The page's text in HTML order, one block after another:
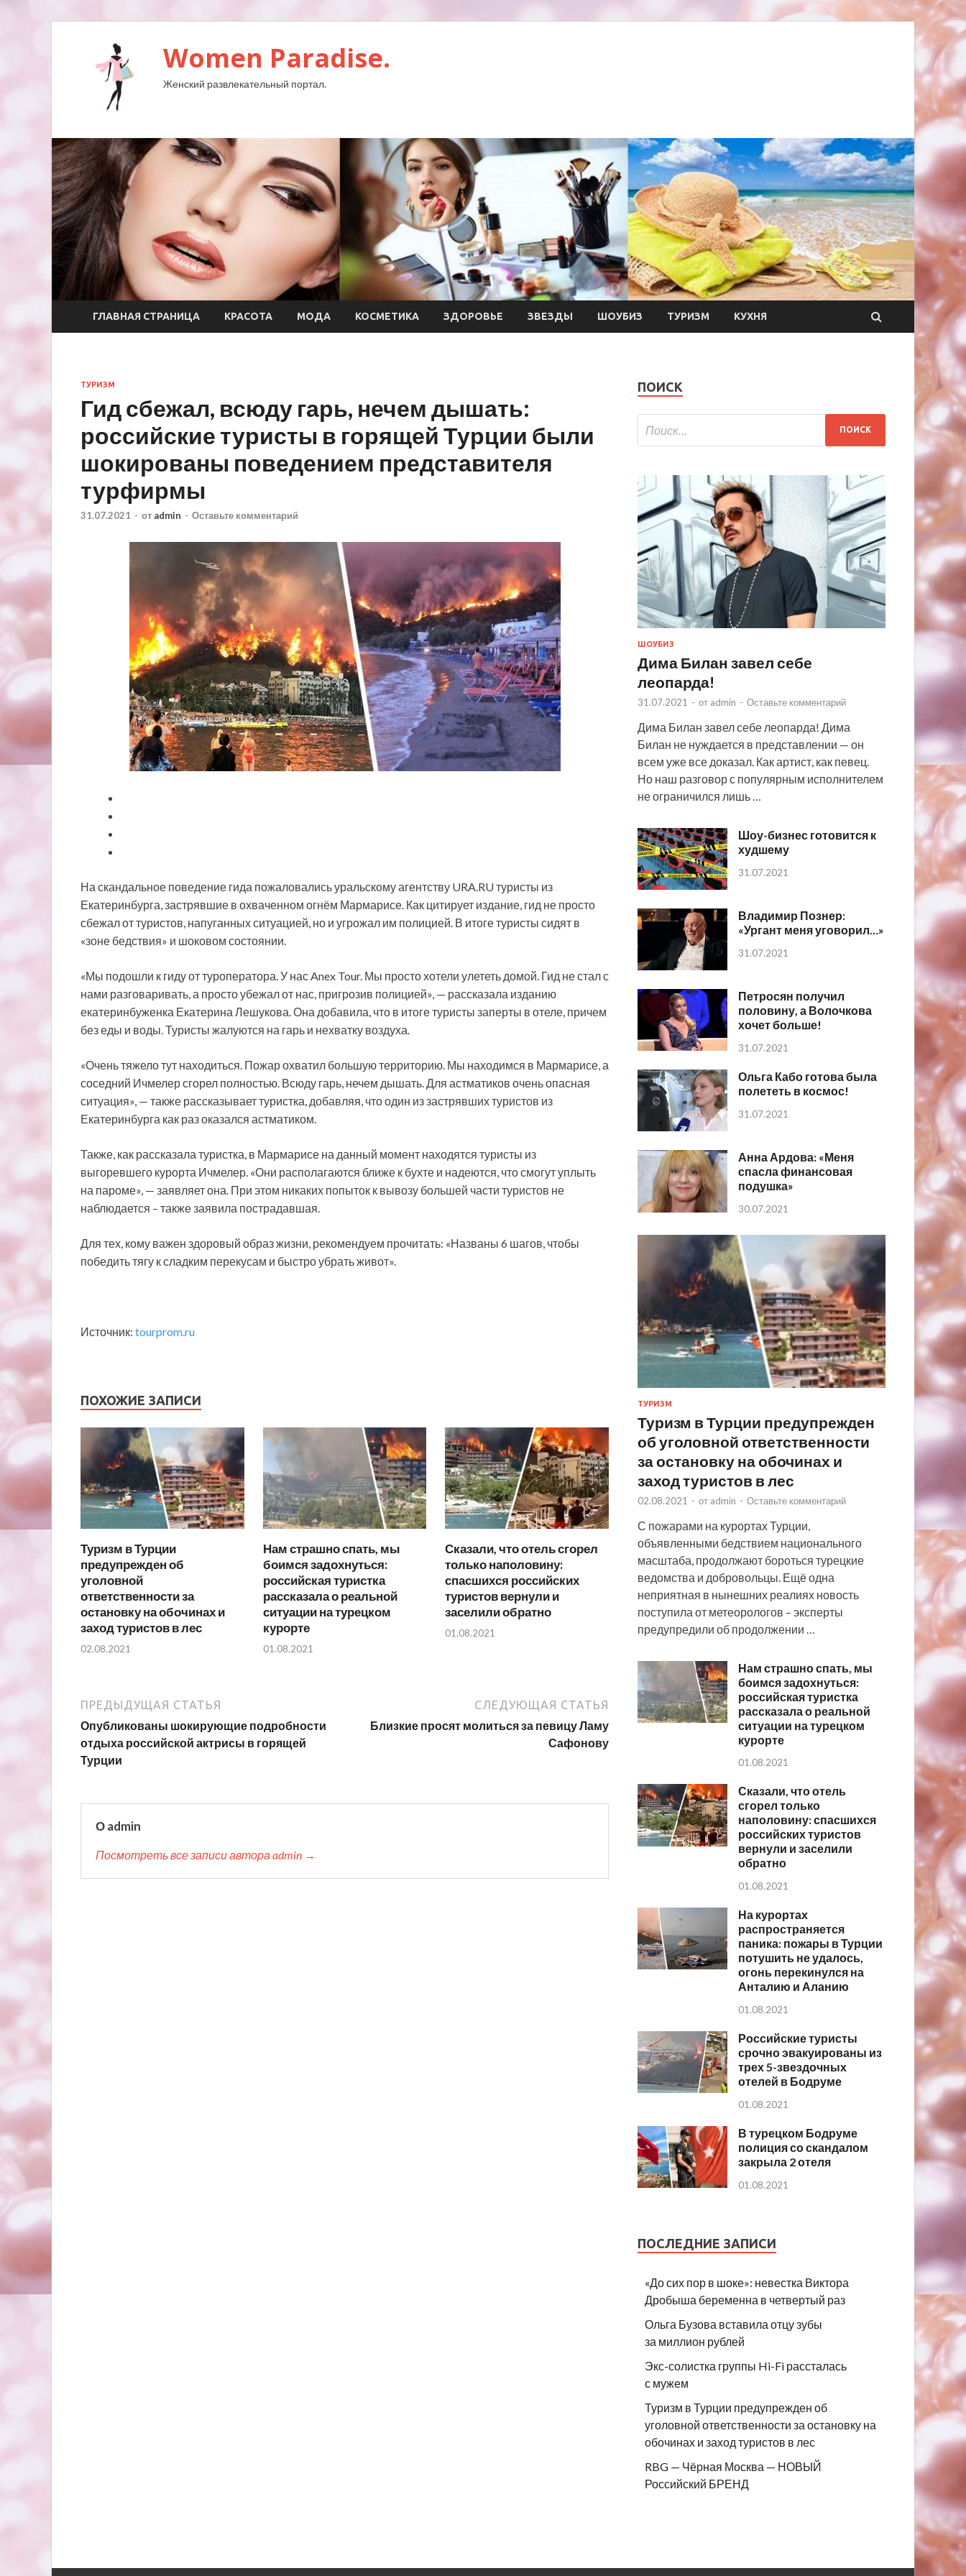
Women Paradise.
Женский развлекательный портал.
ГЛАВНАЯ СТРАНИЦА КРАСОТА МОДА КОСМЕТИКА ЗДОРОВЬЕ ЗВЕЗДЫ ШОУБИЗ ТУРИЗМ КУХНЯ
ТУРИЗМ
Гид сбежал, всюду гарь, нечем дышать:
российские туристы в горящей Турции были
шокированы поведением представителя
турфирмы
31.07.2021 - от admin - Оставьте комментарий
На скандальное поведение гида пожаловались уральскому агентству URA.RU туристы из
Екатеринбурга, застрявшие в охваченном огнём Мармарисе. Как цитирует издание, гид не просто
сбежал от туристов, напуганных ситуацией, но и угрожал им полицией. В итоге туристы сидят в
«зоне бедствия» и шоковом состоянии.
«Мы подошли к гиду от туроператора. У нас Anex Tour. Мы просто хотели улететь домой. Гид не стал с
нами разговаривать, а просто убежал от нас, пригрозив полицией», — рассказала изданию
екатеринбуженка Екатерина Лешукова. Она добавила, что в итоге туристы заперты в отеле, причем
без еды и воды. Туристы жалуются на гарь и нехватку воздуха.
«Очень тяжело тут находиться. Пожар охватил большую территорию. Мы находимся в Мармарисе, а
соседний Ичмелер сгорел полностью. Всюду гарь, нечем дышать. Для астматиков очень опасная
ситуация», — также рассказывает туристка, добавляя, что один из застрявших туристов из
Екатеринбурга как раз оказался астматиком.
Также, как рассказала туристка, в Мармарисе на данный момент находятся туристы из
выгоревшего курорта Ичмелер. «Они располагаются ближе к бухте и надеются, что смогут уплыть
на пароме», — заявляет она. При этом никаких попыток к вывозу большей части туристов не
наблюдается – также заявила пострадавшая.
Для тех, кому важен здоровый образ жизни, рекомендуем прочитать: «Названы 6 шагов, чтобы
победить тягу к сладким перекусам и быстро убрать живот».
Источник: tourprom.ru
ПОХОЖИЕ ЗАПИСИ
Туризм в Турции
предупрежден об
уголовной
ответственности за
остановку на обочинах и
заход туристов в лес
02.08.2021
Нам страшно спать, мы
боимся задохнуться:
российская туристка
рассказала о реальной
ситуации на турецком
курорте
01.08.2021
Сказали, что отель сгорел
только наполовину:
спасшихся российских
туристов вернули и
заселили обратно
01.08.2021
ПРЕДЫДУЩАЯ СТАТЬЯ
Опубликованы шокирующие подробности
отдыха российской актрисы в горящей
Турции
СЛЕДУЮЩАЯ СТАТЬЯ
Близкие просят молиться за певицу Ламу
Сафонову
О admin
Посмотреть все записи автора admin →
ПОИСК
ШОУБИЗ
Дима Билан завел себе
леопарда!
31.07.2021 - от admin - Оставьте комментарий
Дима Билан завел себе леопарда! Дима
Билан не нуждается в представлении — он
всем уже все доказал. Как артист, как певец.
Но наш разговор с популярным исполнителем
не ограничился лишь …
Шоу-бизнес готовится к
худшему
31.07.2021
Владимир Познер:
«Ургант меня уговорил…»
31.07.2021
Петросян получил
половину, а Волочкова
хочет больше!
31.07.2021
Ольга Кабо готова была
полететь в космос!
31.07.2021
Анна Ардова: «Меня
спасла финансовая
подушка»
30.07.2021
ТУРИЗМ
Туризм в Турции предупрежден
об уголовной ответственности
за остановку на обочинах и
заход туристов в лес
02.08.2021 - от admin - Оставьте комментарий
С пожарами на курортах Турции,
объявленными бедствием национального
масштаба, продолжают бороться турецкие
ведомства и добровольцы. Ещё одна
неприятная в нынешних реалиях новость
поступила от метеорологов – эксперты
предупредили об продолжении …
Нам страшно спать, мы
боимся задохнуться:
российская туристка
рассказала о реальной
ситуации на турецком
курорте
01.08.2021
Сказали, что отель
сгорел только
наполовину: спасшихся
российских туристов
вернули и заселили
обратно
01.08.2021
На курортах
распространяется
паника: пожары в Турции
потушить не удалось,
огонь перекинулся на
Анталию и Аланию
01.08.2021
Российские туристы
срочно эвакуированы из
трех 5-звездочных
отелей в Бодруме
01.08.2021
В турецком Бодруме
полиция со скандалом
закрыла 2 отеля
01.08.2021
ПОСЛЕДНИЕ ЗАПИСИ
«До сих пор в шоке»: невестка Виктора
Дробыша беременна в четвертый раз
Ольга Бузова вставила отцу зубы
за миллион рублей
Экс-солистка группы Hi-Fi рассталась
с мужем
Туризм в Турции предупрежден об
уголовной ответственности за остановку на
обочинах и заход туристов в лес
RBG — Чёрная Москва — НОВЫЙ
Российский БРЕНД